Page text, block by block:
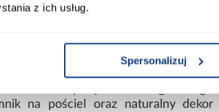
z ich usług.
Spersonalizuj
komfortowa sypialnia
Krem to połączenie
na pościel oraz naturalny